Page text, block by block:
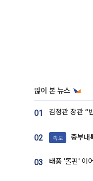
많이 본 뉴스
01
02 속보 중부내
03